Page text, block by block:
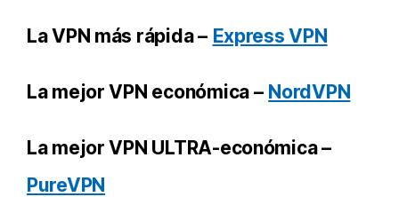
La VPN más rápida – Express VPN
La mejor VPN económica – NordVPN
La mejor VPN ULTRA-económica –
PureVPN